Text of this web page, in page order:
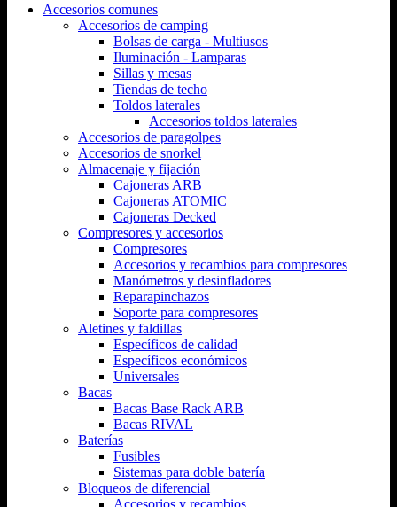
Accesorios comunes
Accesorios de camping
Bolsas de carga - Multiusos
Iluminación - Lamparas
Sillas y mesas
Tiendas de techo
Toldos laterales
Accesorios toldos laterales
Accesorios de paragolpes
Accesorios de snorkel
Almacenaje y fijación
Cajoneras ARB
Cajoneras ATOMIC
Cajoneras Decked
Compresores y accesorios
Compresores
Accesorios y recambios para compresores
Manómetros y desinfladores
Reparapinchazos
Soporte para compresores
Aletines y faldillas
Específicos de calidad
Específicos económicos
Universales
Bacas
Bacas Base Rack ARB
Bacas RIVAL
Baterías
Fusibles
Sistemas para doble batería
Bloqueos de diferencial
Accesorios y recambios